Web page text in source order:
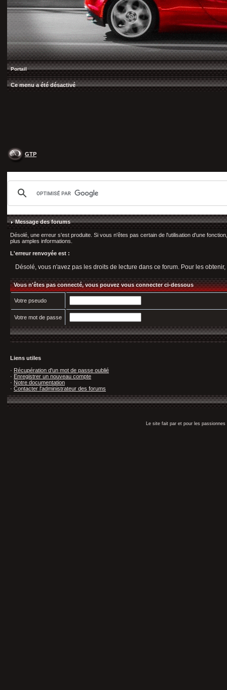
Portail
Ce menu a été désactivé
GTP
Message des forums
Désolé, une erreur s'est produite. Si vous n'êtes pas certain de l'utilisation d'une
plus amples informations.
L'erreur renvoyée est :
Désolé, vous n'avez pas les droits de lecture dans ce forum. Pour les
Vous n'êtes pas connecté, vous pouvez vous connecter ci-dessous
Votre pseudo
Votre mot de passe
Liens utiles
· Récupération d'un mot de passe oublié
· Enregistrer un nouveau compte
· Notre documentation
· Contacter l'administrateur des forums
Le site fait par et pour les